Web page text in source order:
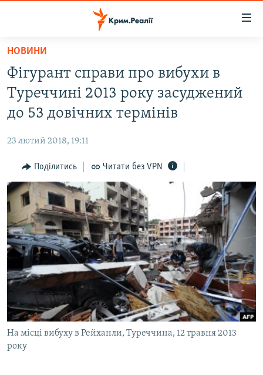
Перейти
основного
матеріалу
Перейти
до
основної
Перейти
до
пошуку
ВОДА.КРИМ
ВІДЕО ТА ФОТО
БЛОГИ
ПОГЛЯД
ІНТЕРВ'Ю
ВСЕ ЗА ДЕНЬ
СПЕЦПРОЕКТИ
ДЕПОРТАЦІЯ
ВІДЕОУРОКИ «ELIFBE»
СВІДЧЕННЯ ОКУПАЦІЇ
УКРАЇНСЬКА ПРОБЛЕМА КРИМУ
ІНФОГРАФІКА
ЯК ОБІЙТИ БЛОКУВАННЯ
Русский
Qırımtatar
ДОЛУЧАЙСЯ!
НОВИНИ
Фігурант справи про вибухи в
Туреччині 2013 року засуджений
до 53 довічних термінів
23 лютий 2018, 19:11
Поділитись Читати без VPN
На місці вибуху в Рейханли, Туреччина, 12 травня 2013
року